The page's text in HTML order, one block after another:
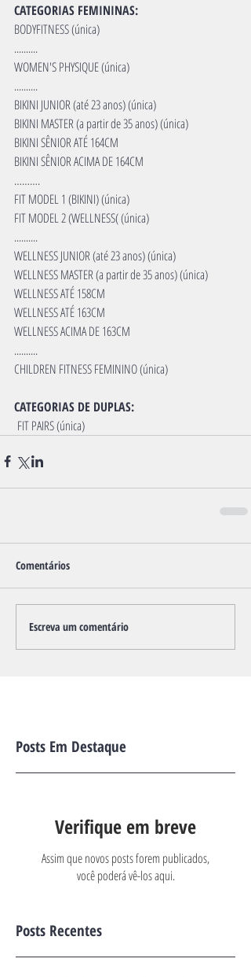
CATEGORIAS FEMININAS:
BODYFITNESS (única)
..........
WOMEN'S PHYSIQUE (única)
..........
BIKINI JUNIOR (até 23 anos) (única)
BIKINI MASTER (a partir de 35 anos) (única)
BIKINI SÊNIOR ATÉ 164CM
BIKINI SÊNIOR ACIMA DE 164CM
……….
FIT MODEL 1 (BIKINI) (única)
FIT MODEL 2 (WELLNESS( (única)
..........
WELLNESS JUNIOR (até 23 anos) (única)
WELLNESS MASTER (a partir de 35 anos) (única)
WELLNESS ATÉ 158CM
WELLNESS ATÉ 163CM
WELLNESS ACIMA DE 163CM
..........
CHILDREN FITNESS FEMININO (única)
CATEGORIAS DE DUPLAS:
FIT PAIRS (única)
Comentários
Escreva um comentário
Posts Em Destaque
Verifique em breve
Assim que novos posts forem publicados,
você poderá vê-los aqui.
Posts Recentes